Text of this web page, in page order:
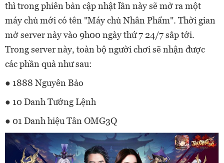
thì trong phiên bản cập nhật lần này sẽ mở ra một
máy chủ mới có tên "Máy chủ Nhân Phẩm". Thời gian
mở server này vào 9h00 ngày thứ 7 24/7 sắp tới.
Trong server này, toàn bộ người chơi sẽ nhận được
các phần quà như sau:
● 1888 Nguyên Bảo
● 10 Danh Tướng Lệnh
● 01 Danh hiệu Tân OMG3Q